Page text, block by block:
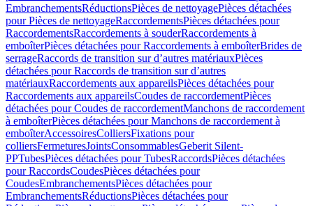
EmbranchementsRéductionsPièces de nettoyagePièces détachées
pour Pièces de nettoyageRaccordementsPièces détachées pour
RaccordementsRaccordements à souderRaccordements à
emboîterPièces détachées pour Raccordements à emboîterBrides de
serrageRaccords de transition sur d’autres matériauxPièces
détachées pour Raccords de transition sur d’autres
matériauxRaccordements aux appareilsPièces détachées pour
Raccordements aux appareilsCoudes de raccordementPièces
détachées pour Coudes de raccordementManchons de raccordement
à emboîterPièces détachées pour Manchons de raccordement à
emboîterAccessoiresColliersFixations pour
colliersFermeturesJointsConsommablesGeberit Silent-
PPTubesPièces détachées pour TubesRaccordsPièces détachées
pour RaccordsCoudesPièces détachées pour
CoudesEmbranchementsPièces détachées pour
EmbranchementsRéductionsPièces détachées pour